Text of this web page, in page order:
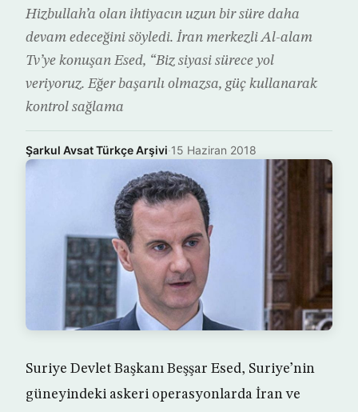
Hizbullah’a olan ihtiyacın uzun bir süre daha
devam edeceğini söyledi. İran merkezli Al-alam
Tv’ye konuşan Esed, “Biz siyasi sürece yol
veriyoruz. Eğer başarılı olmazsa, güç kullanarak
kontrol sağlama
Şarkul Avsat Türkçe Arşivi·15 Haziran 2018
Suriye Devlet Başkanı Beşşar Esed, Suriye’nin
güneyindeki askeri operasyonlarda İran ve